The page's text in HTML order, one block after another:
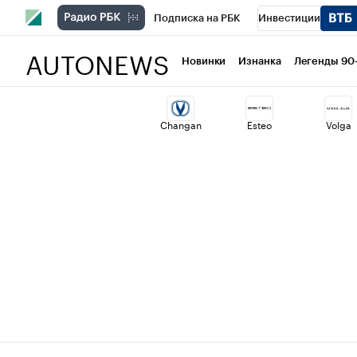
Подписка на РБК Инвестиции
Национальные проекты Город
Кредитные рейтинги Франшизы
AUTONEWS Новинки Изнанка Легенды
Changan Esteo Volga